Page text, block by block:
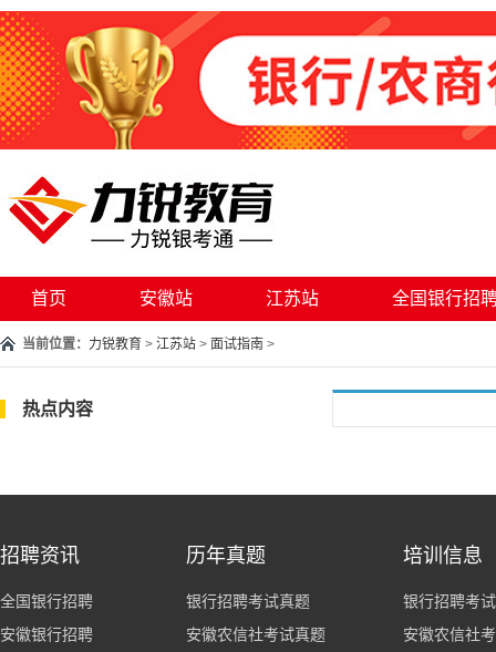
首页 安徽站 江苏站 全国银行招
当前位置： 力锐教育 > 江苏站 > 面试指南 >
热点内容
招聘资讯
全国银行招聘
安徽银行招聘
历年真题
银行招聘考试真题
安徽农信社考试真题
培训信息
银行招聘考
安徽农信社